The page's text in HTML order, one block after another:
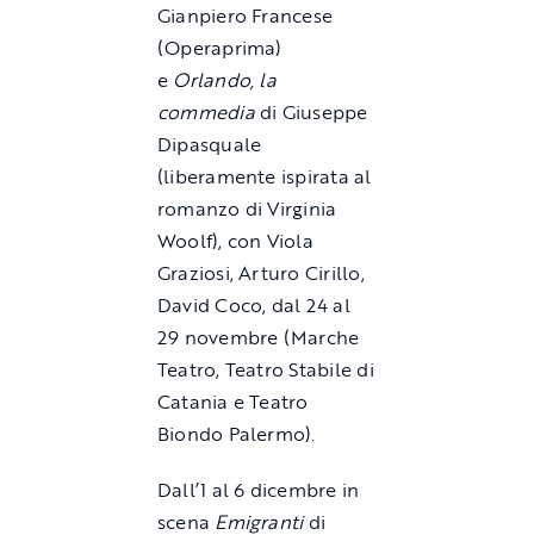
Gianpiero Francese
(Operaprima)
e Orlando, la
commediadi Giuseppe
Dipasquale
(liberamente ispirata al
romanzo di Virginia
Woolf), con Viola
Graziosi, Arturo Cirillo,
David Coco, dal 24 al
29 novembre (Marche
Teatro, Teatro Stabile di
Catania e Teatro
Biondo Palermo).
Dall’1 al 6 dicembre in
scena Emigrantidi